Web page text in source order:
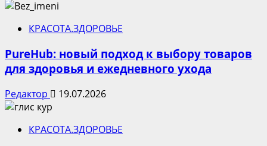
КРАСОТА.ЗДОРОВЬЕ
PureHub: новый подход к выбору товаров
для здоровья и ежедневного ухода
Редактор 19.07.2026
КРАСОТА.ЗДОРОВЬЕ